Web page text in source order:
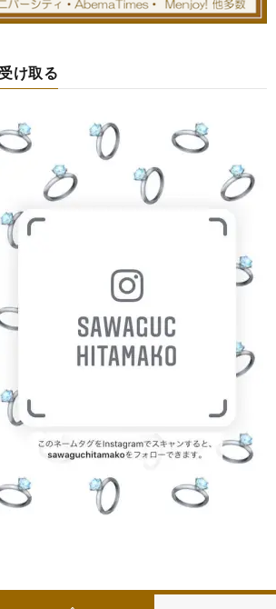
け取る